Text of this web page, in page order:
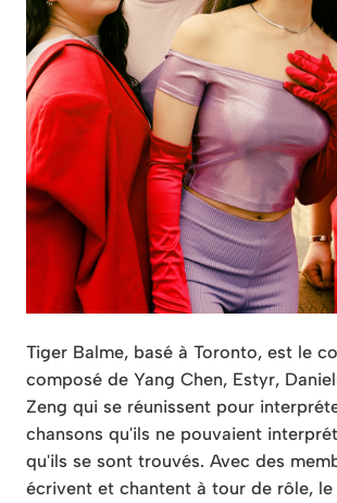
Tiger Balme, basé à Toronto, est le
composé de Yang Chen, Estyr,
Zeng qui se réunissent pour
chansons qu'ils ne pouvaient
qu'ils se sont trouvés. Avec des
écrivent et chantent à tour de rôle,